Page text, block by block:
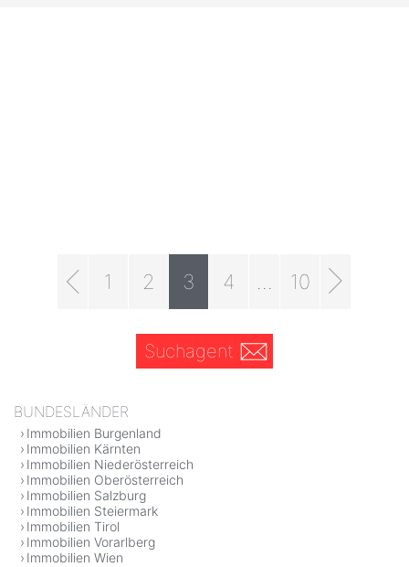
1 2 3 4 10
Suchagent
BUNDESLÄNDER
Immobilien Burgenland
Immobilien Kärnten
Immobilien Niederösterreich
Immobilien Oberösterreich
Immobilien Salzburg
Immobilien Steiermark
Immobilien Tirol
Immobilien Vorarlberg
Immobilien Wien